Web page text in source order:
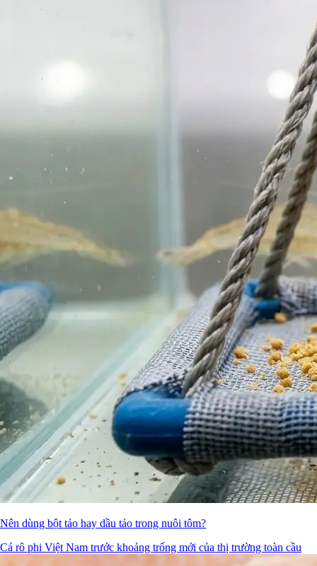
Nên dùng bột tảo hay dầu tảo trong nuôi tôm?
Cá rô phi Việt Nam trước khoảng trống mới của thị trường toàn cầu